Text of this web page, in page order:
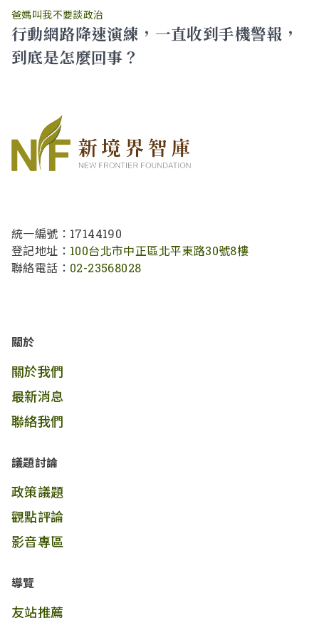
爸媽叫我不要談政治
行動網路降速演練，一直收到手機警報，
到底是怎麼回事？
統一編號：17144190
登記地址： 100台北市中正區北平東路30號8樓
聯絡電話： 02-23568028
關於
關於我們
最新消息
聯絡我們
議題討論
政策議題
觀點評論
影音專區
導覽
友站推薦